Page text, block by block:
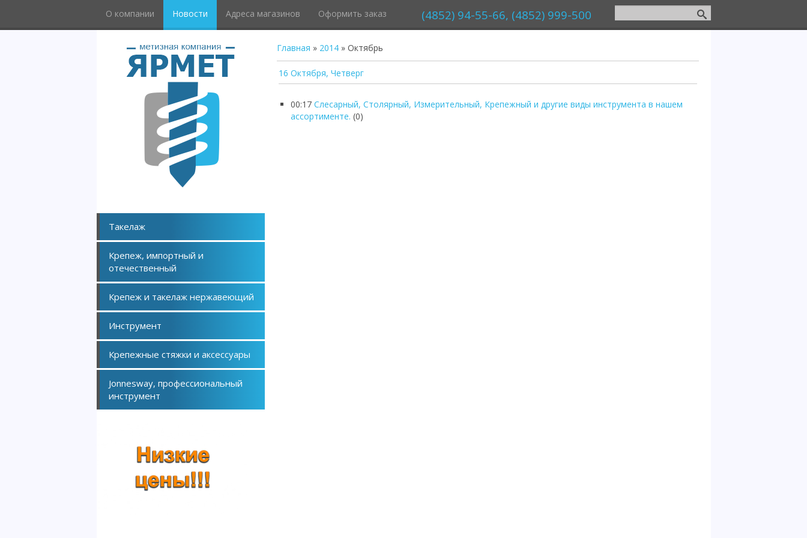
О компании Новости Адреса магазинов Оформить заказ (4852) 94-55-66, (4852) 999-500
Главная » 2014 » Октябрь
16 Октября, Четверг
00:17 Слесарный, Столярный, Измерительный, Крепежный и другие виды инструмента в нашем
ассортименте. (0)
Такелаж
Крепеж, импортный и
отечественный
Крепеж и такелаж нержавеющий
Инструмент
Крепежные стяжки и аксессуары
Jonnesway, профессиональный
инструмент